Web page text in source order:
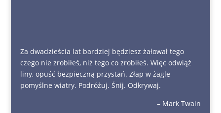
Za dwadzieścia lat bardziej będziesz żałował tego
czego nie zrobiłeś, niż tego co zrobiłeś. Więc odwiąż
liny, opuść bezpieczną przystań. Złap w żagle
pomyślne wiatry. Podróżuj. Śnij. Odkrywaj.
– Mark Twain